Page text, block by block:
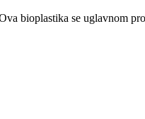
bioplastika se uglavnom